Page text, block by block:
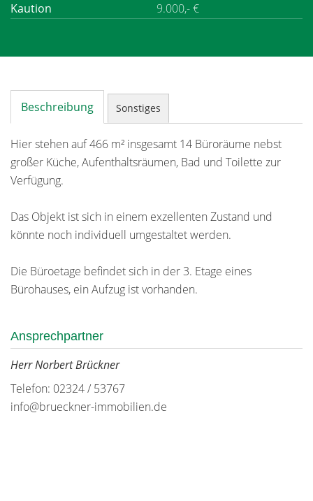
Kaution
9.000,- €
Beschreibung Sonstiges
Hier stehen auf 466 m² insgesamt 14 Büroräume nebst
großer Küche, Aufenthaltsräumen, Bad und Toilette zur
Verfügung.
Das Objekt ist sich in einem exzellenten Zustand und
könnte noch individuell umgestaltet werden.
Die Büroetage befindet sich in der 3. Etage eines
Bürohauses, ein Aufzug ist vorhanden.
Ansprechpartner
Herr Norbert Brückner
Telefon: 02324 / 53767
info@brueckner-immobilien.de